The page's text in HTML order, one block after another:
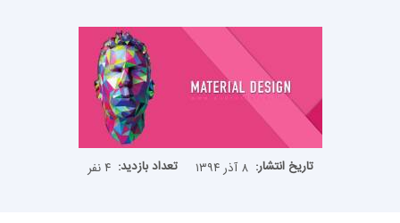
تاریخ انتشار: ۸ آذر ۱۳۹۴ تعداد بازدید: ۴ نفر